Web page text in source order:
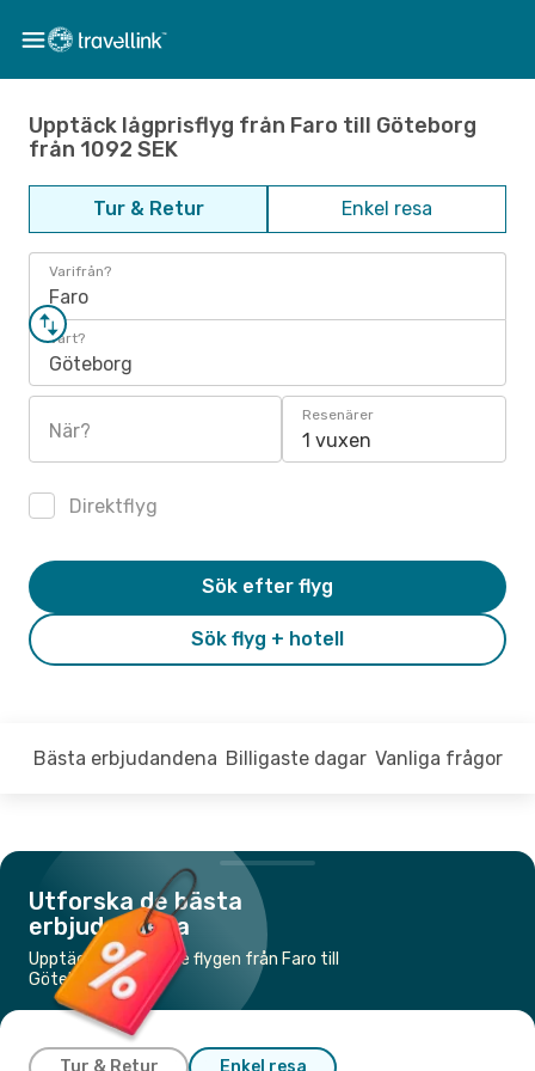
Upptäck lågprisflyg från Faro till Göteborg
från 1092 SEK
Tur & Retur Enkel resa
Varifrån?
Faro
Vart?
Göteborg
När?
Resenärer
1 vuxen
Direktflyg
Sök flyg + hotell
Sök efter flyg
Bästa erbjudandena Billigaste dagar Vanliga frågor
Utforska de bästa
erbjudandena
Upptäck de billigaste flygen från Faro till
Göteborg
Tur & Retur Enkel resa